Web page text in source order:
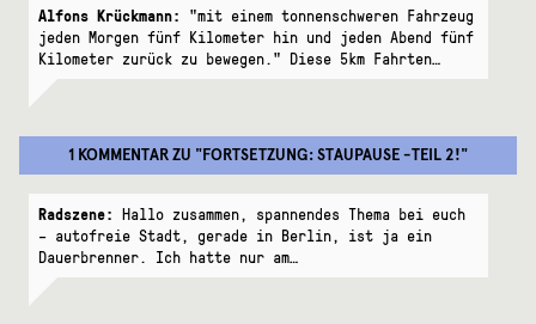
Alfons Krückmann: "mit einem tonnenschweren Fahrzeug
jeden Morgen fünf Kilometer hin und jeden Abend fünf
Kilometer zurück zu bewegen." Diese 5km Fahrten…
1 KOMMENTARZU "FORTSETZUNG: STAUPAUSE -TEIL 2!"
Radszene: Hallo zusammen, spannendes Thema bei euch
– autofreie Stadt, gerade in Berlin, ist ja ein
Dauerbrenner. Ich hatte nur am…